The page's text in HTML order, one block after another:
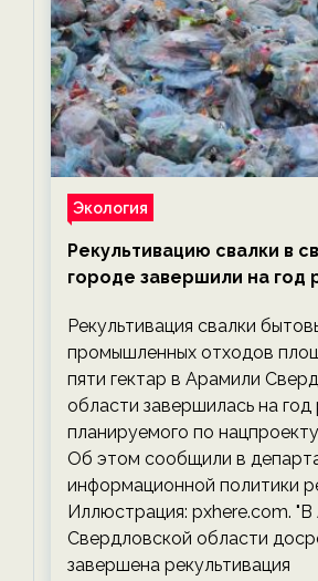
Экология
Рекультивацию свалки в
городе завершили на год
экологии на ECOportal
Рекультивация свалки
промышленных отходов
пяти гектар в Арамили
области завершилась на год
планируемого по
Об этом сообщили в
информационной политики
Иллюстрация: pxhere.com.
Свердловской области
завершена рекультивация